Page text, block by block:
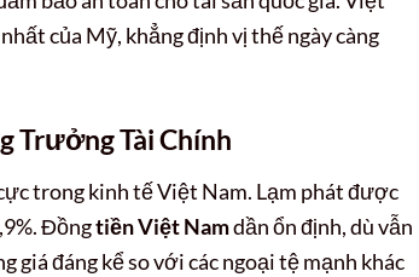
của Mỹ, khẳng định vị thế ngày càng
Trưởng Tài Chính
trong kinh tế Việt Nam. Lạm phát được
Đồngtiền Việt Namdần ổn định, dù vẫn
giá đáng kể so với các ngoại tệ mạnh khác